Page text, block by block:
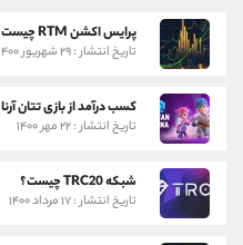
پرایس اکشن RTM چیست؟
تاریخ انتشار : ۲۹ شهریور ۱۴۰۰
کسب درآمد از بازی تتان آرنا
تاریخ انتشار : ۲۲ مهر ۱۴۰۰
شبکه TRC20 چیست؟
تاریخ انتشار : ۱۷ مرداد ۱۴۰۰